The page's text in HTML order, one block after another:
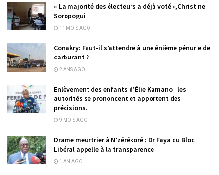
« La majorité des électeurs a déjà voté »,Christine
Soropogui
11 MOIS AGO
Conakry: Faut-il s’attendre à une énième pénurie de
carburant ?
2 ANS AGO
Enlèvement des enfants d’Élie Kamano : les
autorités se prononcent et apportent des
précisions.
9 MOIS AGO
Drame meurtrier à N’zérékoré : Dr Faya du Bloc
Libéral appelle à la transparence
1 AN AGO